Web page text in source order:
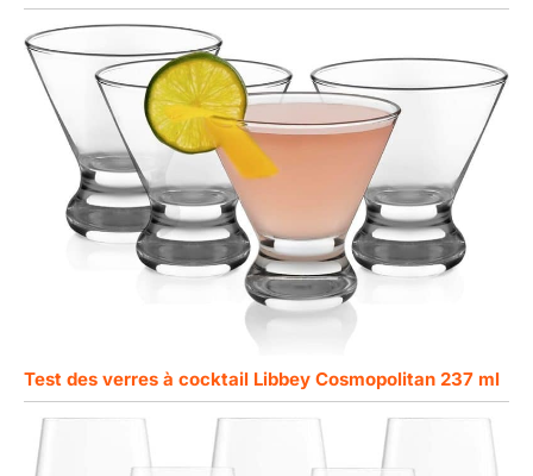
Test des verres à cocktail Libbey Cosmopolitan 237 ml